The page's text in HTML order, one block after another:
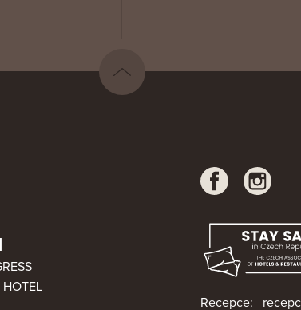
HOTEL
Recepce: